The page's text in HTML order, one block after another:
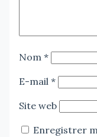
Nom *
E-mail *
Site web
Enregistrer